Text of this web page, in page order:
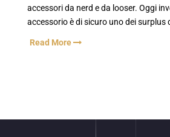
accessori da nerd e da looser. Oggi
accessorio è di sicuro uno dei surplus
Read More